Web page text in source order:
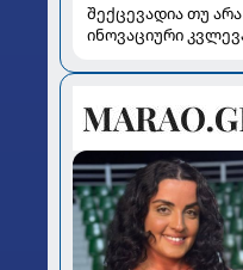
შექცევადია თუ
ინოვაციური